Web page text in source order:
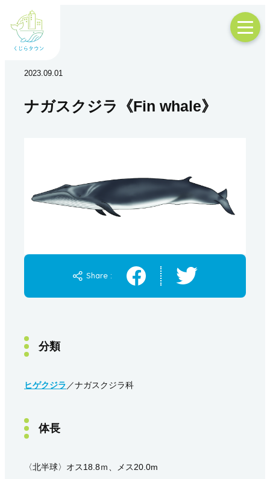
2023.09.01
ナガスクジラ《Fin whale》
Share :
分類
ヒゲクジラ ／ナガスクジラ科
体長
〈北半球〉オス18.8ｍ、メス20.0m